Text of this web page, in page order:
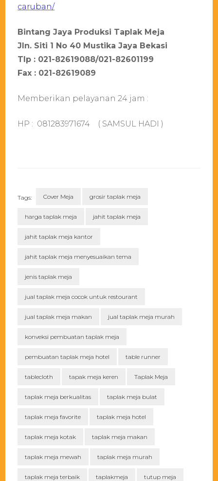
caruban/
Bintang Jaya Produksi Taplak Meja
Jln. Siti 1 No 40 Mustika Jaya Bekasi
Tlp : 021-82619088/021-82601199
Fax : 021-82619089
Memberikan pelayanan 24 jam :
HP : 081283971674 ( SAMSUL HADI )
Tags: Cover Meja grosir taplak meja
harga taplak meja jahit taplak meja
jahit taplak meja kantor
jahit taplak meja menyesuaikan tema
jenis taplak meja
jual taplak meja cocok untuk restourant
jual taplak meja makan jual taplak meja murah
konveksi pembuatan taplak meja
pembuatan taplak meja hotel table runner
tablecloth tapak meja keren Taplak Meja
taplak meja berkualitas taplak meja bulat
taplak meja favorite taplak meja hotel
taplak meja kotak taplak meja makan
taplak meja mewah taplak meja murah
taplak meja terbaik taplakmeja tutup meja